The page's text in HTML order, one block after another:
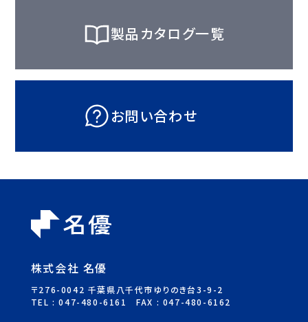
製品カタログ一覧
お問い合わせ
株式会社 名優
〒276-0042 千葉県八千代市ゆりのき台3-9-2
TEL :047-480-6161 FAX : 047-480-6162